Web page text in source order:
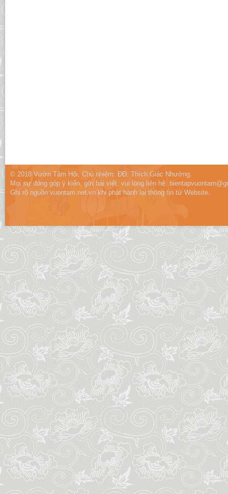
© 2018 Vườn Tâm Hội. Chủ nhiệm: ĐĐ. Thích Giác Nhường.
Mọi sự đóng góp ý kiến, gởi bài viết, vui lòng liên hệ:
Ghi rõ nguồn vuontam.net.vn khi phát hành lại thông tin từ Website.